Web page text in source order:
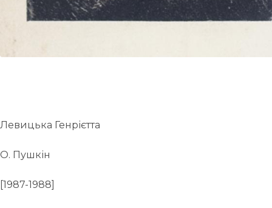
Левицька Генрієтта
О. Пушкін
[1987-1988]